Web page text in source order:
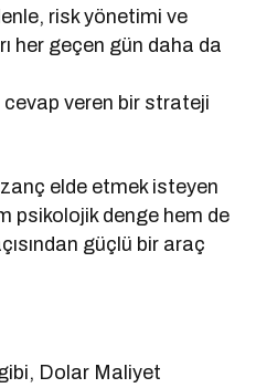
risk yönetimi ve
her geçen gün daha da
veren bir strateji
elde etmek isteyen
psikolojik denge hem de
güçlü bir araç
Dolar Maliyet